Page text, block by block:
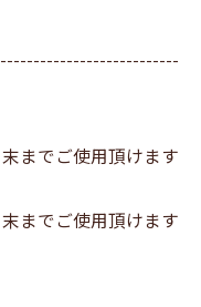
までご使用頂けます
までご使用頂けます